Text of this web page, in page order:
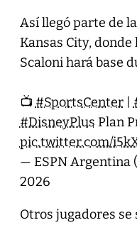
Así llegó parte de
Kansas City,
Scaloni hará base
📺 #SportsCenter|
#DisneyPlus Plan
pic.twitter.com/
— ESPN Argentina
2026
Otros jugadores